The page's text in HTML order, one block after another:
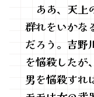
ああ、天上
群れをいかな
だろう。吉野
を悩殺したが
男を悩殺すれ